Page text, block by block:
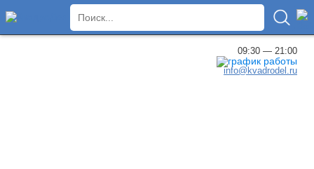
09:30 — 21:00
info@kvadrodel.ru
×